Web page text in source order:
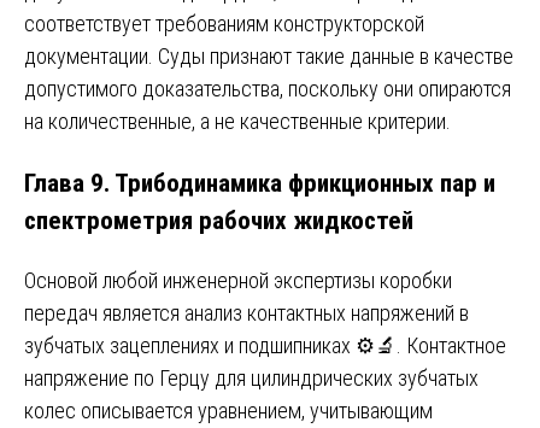
соответствует требованиям конструкторской
документации. Суды признают такие данные в качестве
допустимого доказательства, поскольку они опираются
на количественные, а не качественные критерии.
Глава 9. Трибодинамика фрикционных пар и
спектрометрия рабочих жидкостей
Основой любой инженерной экспертизы коробки
передач является анализ контактных напряжений в
зубчатых зацеплениях и подшипниках ⚙️🔬. Контактное
напряжение по Герцу для цилиндрических зубчатых
колес описывается уравнением, учитывающим